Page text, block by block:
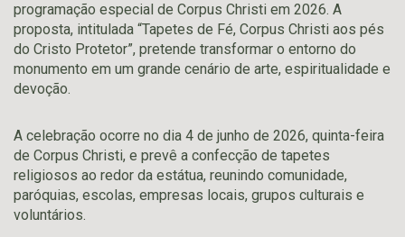
programação especial de Corpus Christi em 2026. A
proposta, intitulada “Tapetes de Fé, Corpus Christi aos pés
do Cristo Protetor”, pretende transformar o entorno do
monumento em um grande cenário de arte, espiritualidade e
devoção.
A celebração ocorre no dia 4 de junho de 2026, quinta-feira
de Corpus Christi, e prevê a confecção de tapetes
religiosos ao redor da estátua, reunindo comunidade,
paróquias, escolas, empresas locais, grupos culturais e
voluntários.